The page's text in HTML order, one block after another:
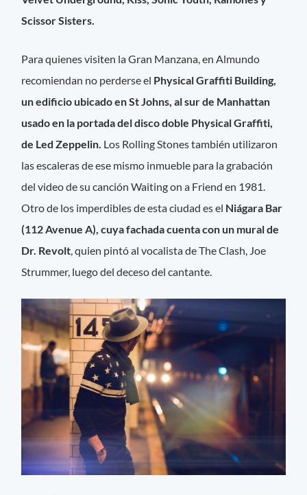
Scissor Sisters.
Para quienes visiten la Gran Manzana, en Almundo
recomiendan no perderse el Physical Graffiti Building,
un edificio ubicado en St Johns, al sur de Manhattan
usado en la portada del disco doble Physical Graffiti,
de Led Zeppelin. Los Rolling Stones también utilizaron
las escaleras de ese mismo inmueble para la grabación
del video de su canción Waiting on a Friend en 1981.
Otro de los imperdibles de esta ciudad es el Niágara Bar
(112 Avenue A), cuya fachada cuenta con un mural de
Dr. Revolt , quien pintó al vocalista de The Clash, Joe
Strummer, luego del deceso del cantante.